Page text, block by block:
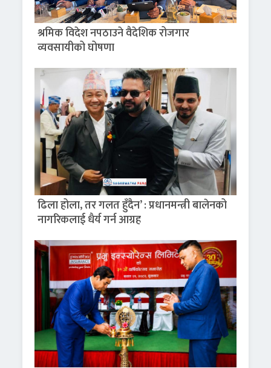
श्रमिक विदेश नपठाउने वैदेशिक रोजगार
व्यवसायीको घोषणा
ढिला होला, तर गलत हुँदैन’ : प्रधानमन्त्री बालेनको
नागरिकलाई धैर्य गर्न आग्रह